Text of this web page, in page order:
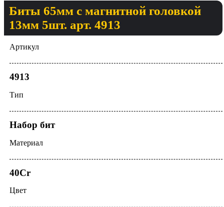
Биты 65мм с магнитной головкой
13мм 5шт. арт. 4913
Артикул
4913
Тип
Набор бит
Материал
40Cr
Цвет